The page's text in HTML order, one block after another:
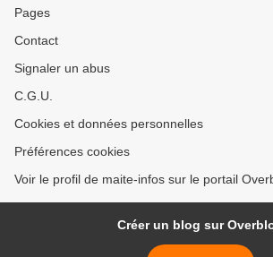
Pages
Contact
Signaler un abus
C.G.U.
Cookies et données personnelles
Préférences cookies
Voir le profil de maite-infos sur le portail
Créer un blog sur